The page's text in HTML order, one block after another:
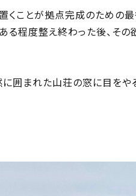
くことが拠点完成のための
る程度整え終わった後、その
に囲まれた山荘の窓に目を